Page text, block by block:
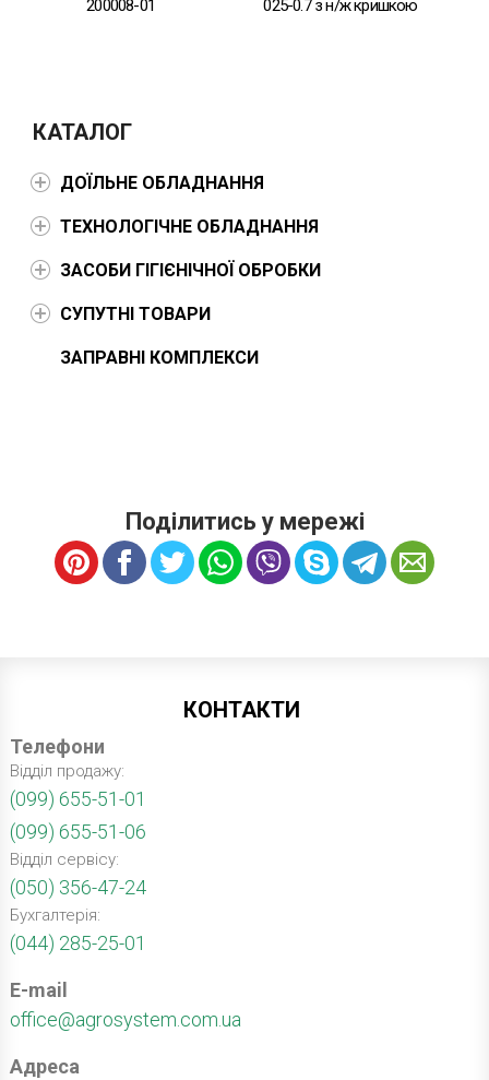
200008-01 025-0.7 з н/ж кришкою
КАТАЛОГ
ДОЇЛЬНЕ ОБЛАДНАННЯ
ТЕХНОЛОГІЧНЕ ОБЛАДНАННЯ
ЗАСОБИ ГІГІЄНІЧНОЇ ОБРОБКИ
СУПУТНІ ТОВАРИ
ЗАПРАВНІ КОМПЛЕКСИ
Поділитись у мережі
КОНТАКТИ
Телефони
Відділ продажу:
(099) 655-51-01
(099) 655-51-06
Відділ сервісу:
(050) 356-47-24
Бухгалтерія:
(044) 285-25-01
E-mail
office@agrosystem.com.ua
Адреса